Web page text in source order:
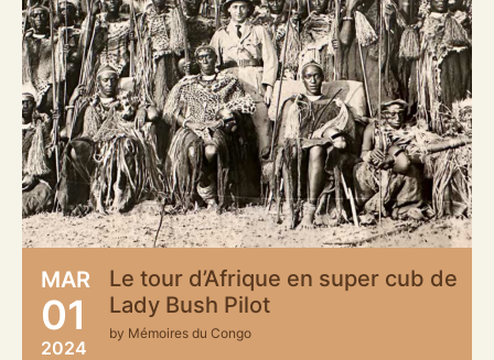
MAR
01
2024
Le tour d’Afrique en super cub de
Lady Bush Pilot
by Mémoires du Congo